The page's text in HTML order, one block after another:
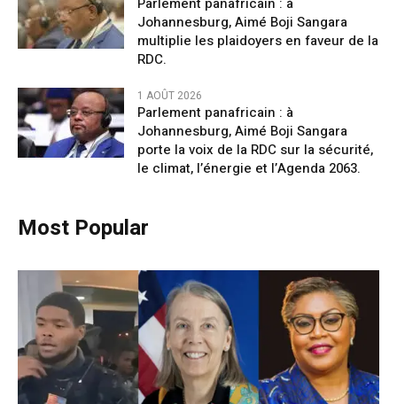
Johannesburg, Aimé Boji Sangara
multiplie les plaidoyers en faveur de la
RDC.
1 AOÛT 2026
Parlement panafricain : à
Johannesburg, Aimé Boji Sangara
porte la voix de la RDC sur la sécurité,
le climat, l’énergie et l’Agenda 2063.
Most Popular